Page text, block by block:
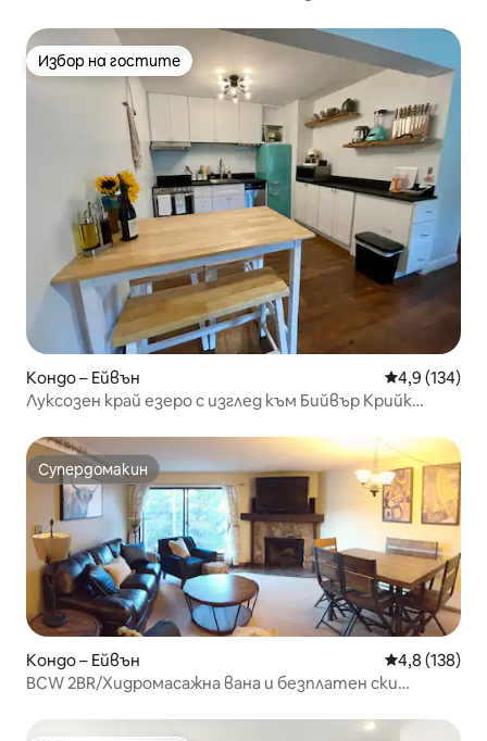
Избор на гостите
Избор на гостите
Кондо – Ейвън Средна
4,9 (134)
Луксозен край езеро с изглед към Бийвър Крийк
Супердомакин
Супердомакин
Кондо – Ейвън Средна
4,8 (138)
BCW 2BR/Хидромасажна вана и безплатен ски